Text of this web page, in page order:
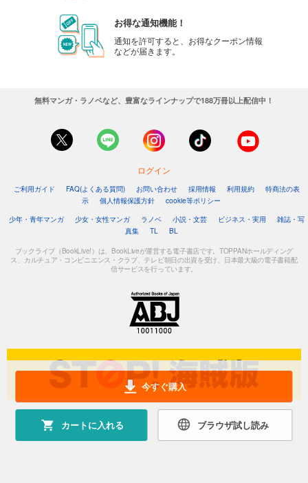
今すぐ購入
カートに入れる ブラウザ試し読み
お得な通知機能！
通知を許可すると、お得なクーポン情報
などが届きます。
無料マンガ・ラノベなど、豊富なラインナップで188万冊以上配信中！
ログイン
ご利用ガイド FAQ(よくある質問) お問い合わせ 採用情報 利用規約
特商法の表
示
個人情報保護方針
cookie等ポリシー
少年・青年マンガ
少女・女性マンガ ラノベ 小説・文芸 ビジネス・実用
雑誌・写
真集
TL BL
ブックライブ（BookLive!）は、BookLiveが運営する電子書店です。TOPPANホールディング
ス、カルチュア・コンビニエンス・クラブ、テレビ朝日の出資を受け、日本最大級の電子書籍配
信サービスを行っています。